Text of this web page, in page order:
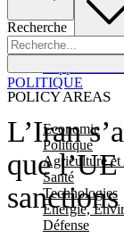
Recherche
POLICY AREAS
Economie
Politique
Agriculture
Santé
Technologies
Energie,
Défense
L’Iran
que
sanctions
POLITIQUE